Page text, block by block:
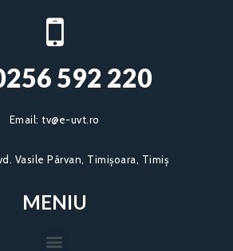
592 220​
Email: tv@e-uvt.ro
Vasile Pârvan, Timișoara, Timiș
MENIU